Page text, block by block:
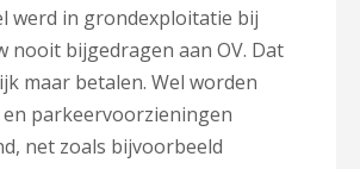
werd in grondexploitatie bij
nooit bijgedragen aan OV. Dat
maar betalen. Wel worden
parkeervoorzieningen
net zoals bijvoorbeeld